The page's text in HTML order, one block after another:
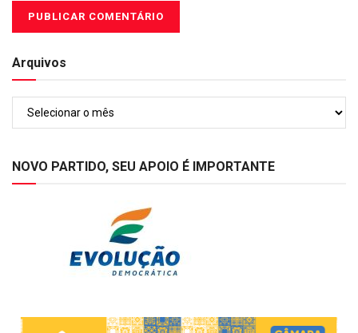
Arquivos
NOVO PARTIDO, SEU APOIO É IMPORTANTE